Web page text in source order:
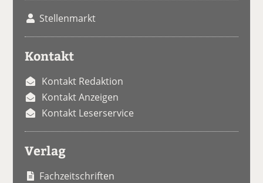
Stellenmarkt
Kontakt
Kontakt Redaktion
Kontakt Anzeigen
Kontakt Leserservice
Verlag
Fachzeitschriften